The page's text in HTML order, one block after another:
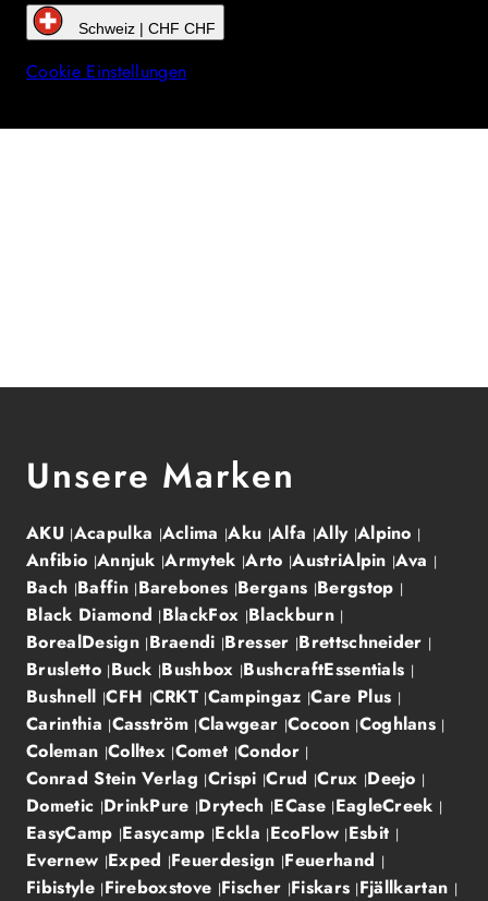
Schweiz | CHF CHF
Cookie Einstellungen
Unsere Marken
AKU Acapulka Aclima Aku Alfa Ally Alpino
Anfibio Annjuk Armytek Arto AustriAlpin Ava
Bach Baffin Barebones Bergans Bergstop
Black Diamond BlackFox Blackburn
BorealDesign Braendi Bresser Brettschneider
Brusletto Buck Bushbox BushcraftEssentials
Bushnell CFH CRKT Campingaz Care Plus
Carinthia Casström Clawgear Cocoon Coghlans
Coleman Colltex Comet Condor
Conrad Stein Verlag Crispi Crud Crux Deejo
Dometic DrinkPure Drytech ECase EagleCreek
EasyCamp Easycamp Eckla EcoFlow Esbit
Evernew Exped Feuerdesign Feuerhand
Fibistyle Fireboxstove Fischer Fiskars Fjällkartan